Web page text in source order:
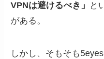
VPNは避けるべき」
と
がある。
しかし、そもそも